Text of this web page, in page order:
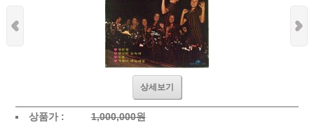
상세보기
상품가 :
1,000,000원